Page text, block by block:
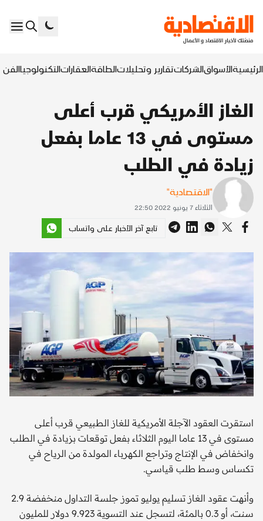
الرئيسيةالأسواقالشركاتتقارير وتحليلاتالطاقةالعقاراتالتكنولوجياالفن
الغاز الأمريكي قرب أعلى
مستوى في 13 عاما بفعل
زيادة في الطلب
"الاقتصادية"
الثلاثاء 7 يونيو 2022 22:50
تابع آخر الأخبار على واتساب
استقرت العقود الآجلة الأمريكية للغاز الطبيعي قرب أعلى
مستوى في 13 عاما اليوم الثلاثاء بفعل توقعات بزيادة في الطلب
وانخفاض في الإنتاج وتراجع الكهرباء المولدة من الرياح في
تكساس وسط طلب قياسي.
وأنهت عقود الغاز تسليم يوليو تموز جلسة التداول منخفضة 2.9
سنت، أو 0.3 بالمئة، لتسجل عند التسوية 9.923 دولار للمليون